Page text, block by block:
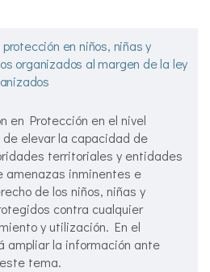
en niños, niñas y
organizados al margen de la ley
en Protección en el nivel
elevar la capacidad de
territoriales y entidades
amenazas inminentes e
de los niños, niñas y
contra cualquier
y utilización. En el
ampliar la información ante
tema.